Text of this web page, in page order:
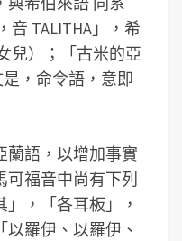
，音 TALITHA」，希
兒）；「古米的亞
是 ，命令語，意即
蘭語，以增加事實
福音中尚有下列
，「各耳板」，
以羅伊、以羅伊、